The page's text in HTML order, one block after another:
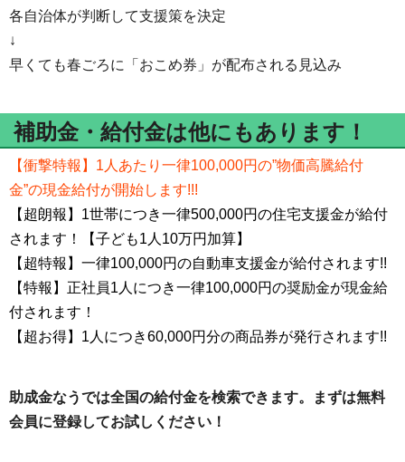
各自治体が判断して支援策を決定
↓
早くても春ごろに「おこめ券」が配布される見込み
補助金・給付金は他にもあります！
【衝撃特報】1人あたり一律100,000円の”物価高騰給付
金”の現金給付が開始します!!!
【超朗報】1世帯につき一律500,000円の住宅支援金が給付
されます！【子ども1人10万円加算】
【超特報】一律100,000円の自動車支援金が給付されます!!
【特報】正社員1人につき一律100,000円の奨励金が現金給
付されます！
【超お得】1人につき60,000円分の商品券が発行されます!!
助成金なうでは全国の給付金を検索できます。まずは無料
会員に登録してお試しください！